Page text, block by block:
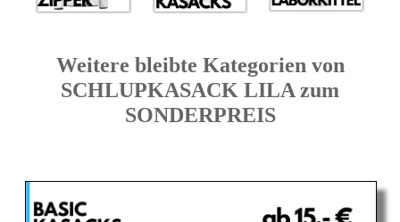
Weitere bleibte Kategorien von
SCHLUPKASACK LILA zum
SONDERPREIS